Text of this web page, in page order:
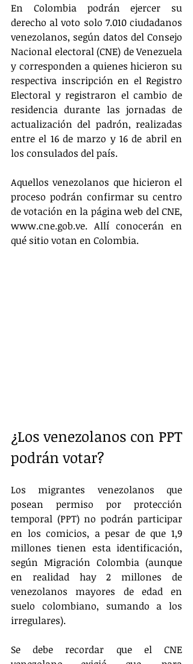
En Colombia podrán ejercer su
derecho al voto solo 7.010 ciudadanos
venezolanos, según datos del Consejo
Nacional electoral (CNE) de Venezuela
y corresponden a quienes hicieron su
respectiva inscripción en el Registro
Electoral y registraron el cambio de
residencia durante las jornadas de
actualización del padrón, realizadas
entre el 16 de marzo y 16 de abril en
los consulados del país.
Aquellos venezolanos que hicieron el
proceso podrán confirmar su centro
de votación en la página web del CNE,
www.cne.gob.ve. Allí conocerán en
qué sitio votan en Colombia.
¿Los venezolanos con PPT
podrán votar?
Los migrantes venezolanos que
posean permiso por protección
temporal (PPT) no podrán participar
en los comicios, a pesar de que 1,9
millones tienen esta identificación,
según Migración Colombia (aunque
en realidad hay 2 millones de
venezolanos mayores de edad en
suelo colombiano, sumando a los
irregulares).
Se debe recordar que el CNE